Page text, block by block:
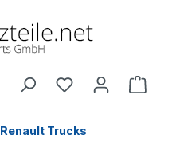
Renault Trucks